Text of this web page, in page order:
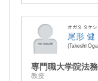
オガタ タケシ
尾形 健
Takeshi
専門職大学院法
教授